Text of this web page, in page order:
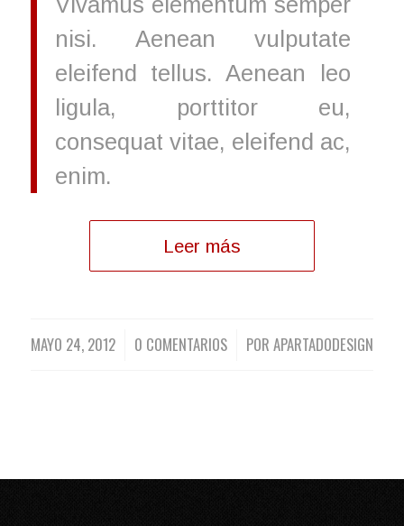
nisi. Aenean vulputate
eleifend tellus. Aenean leo
ligula, porttitor eu,
consequat vitae, eleifend ac,
enim.
Leer más
MAYO 24, 2012
/ 0 COMENTARIOS
/ POR APARTADODESIGN